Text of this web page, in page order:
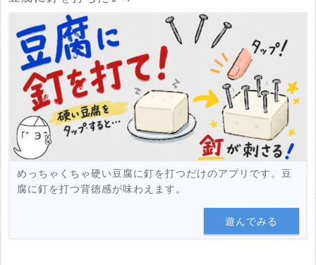
めっちゃくちゃ硬い豆腐に釘を打つだけのアプリです。豆
腐に釘を打つ背徳感が味わえます。
遊んでみる